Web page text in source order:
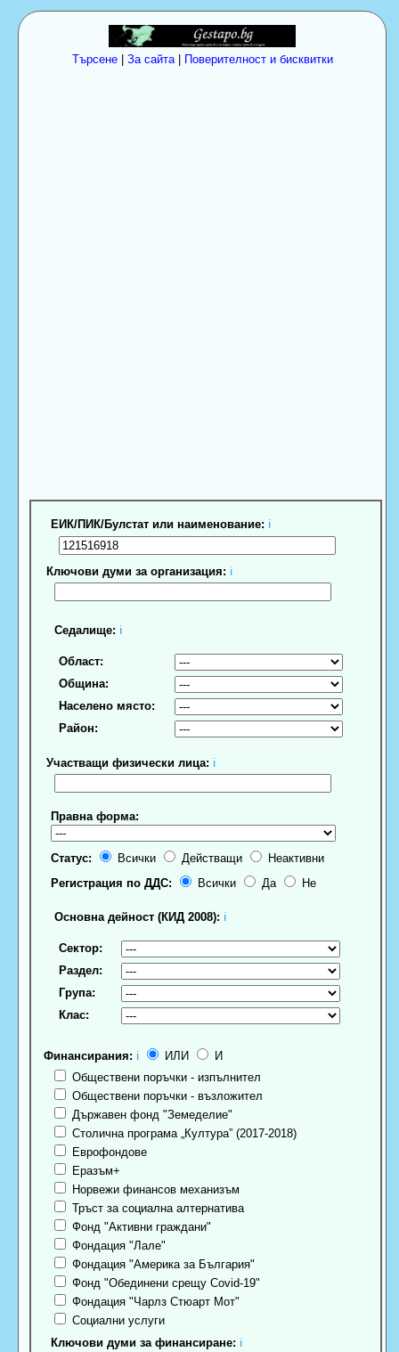
Търсене| За сайта| Поверителност и бисквитки
ЕИК/ПИК/Булстат или наименование: ℹ
Ключови думи за организация: ℹ
Седалище: ℹ
Област:
Община:
Населено място:
Район:
Участващи физически лица: ℹ
Правна форма:
Статус: Всички Действащи
Неактивни
Регистрация по ДДС:
Всички Да Не
Основна дейност (КИД 2008): ℹ
Сектор:
Раздел:
Група:
Клас:
Финансирания: ℹ ИЛИ
И
Обществени поръчки - изпълнител
Обществени поръчки - възложител
Държавен фонд "Земеделие"
Столична програма „Култура” (2017-2018)
Еврофондове
Еразъм+
Норвежи финансов механизъм
Тръст за социална алтернатива
Фонд "Активни граждани"
Фондация "Лале"
Фондация "Америка за България"
Фонд "Обединени срещу Covid-19"
Фондация "Чарлз Стюарт Мот"
Социални услуги
Ключови думи за финансиране: ℹ